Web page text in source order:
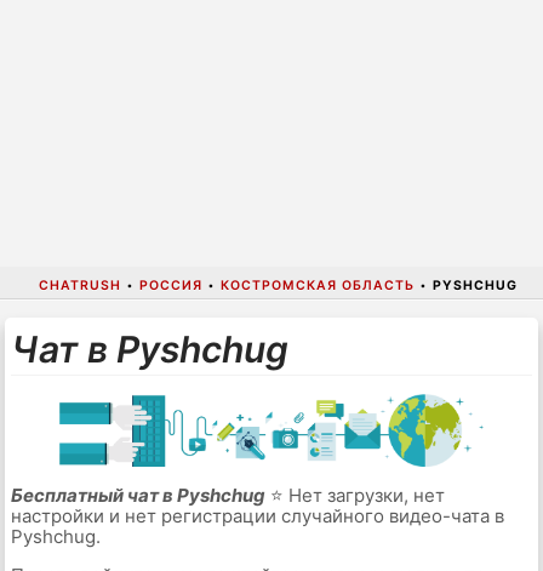
CHATRUSH • РОССИЯ • КОСТРОМСКАЯ ОБЛАСТЬ • PYSHCHUG
Чат в Pyshchug
Бесплатный чат в Pyshchug⭐ Нет загрузки, нет
настройки и нет регистрации случайного видео-чата в
Pyshchug.